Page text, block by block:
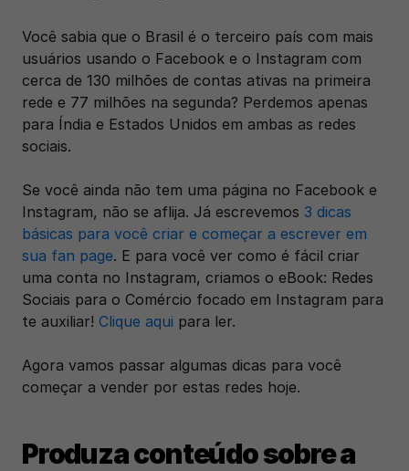
Você sabia que o Brasil é o terceiro país com mais
usuários usando o Facebook e o Instagram com
cerca de 130 milhões de contas ativas na primeira
rede e 77 milhões na segunda? Perdemos apenas
para Índia e Estados Unidos em ambas as redes
sociais.
Se você ainda não tem uma página no Facebook e
Instagram, não se aflija. Já escrevemos 3 dicas
básicas para você criar e começar a escrever em
sua fan page. E para você ver como é fácil criar
uma conta no Instagram, criamos o eBook: Redes
Sociais para o Comércio focado em Instagram para
te auxiliar! Clique aqui para ler.
Agora vamos passar algumas dicas para você
começar a vender por estas redes hoje.
Produza conteúdo sobre a